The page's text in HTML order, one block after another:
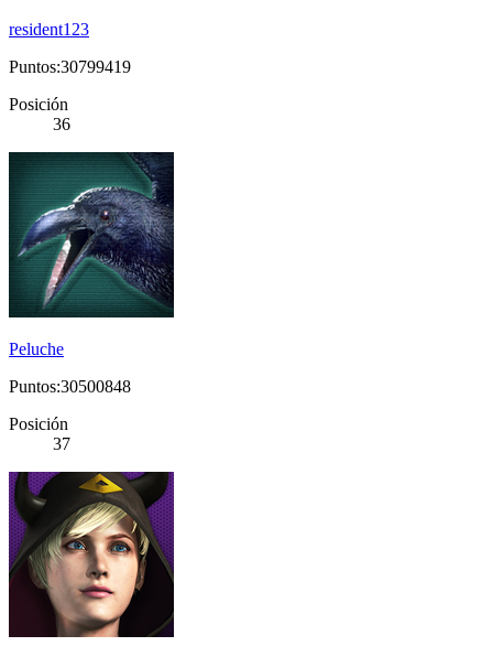
resident123
Puntos:30799419
Posición
36
Peluche
Puntos:30500848
Posición
37